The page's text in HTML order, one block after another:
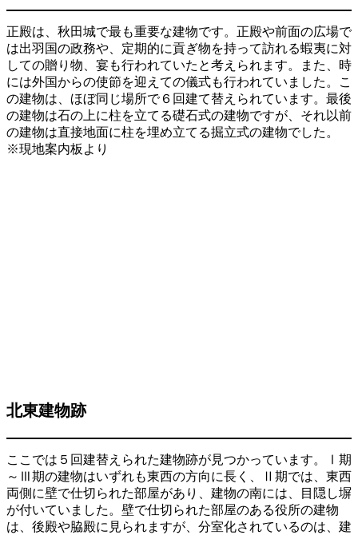
正殿は、秋田城で最も重要な建物です。正殿や前面の広場で
は出羽国の政務や、定期的に貢ぎ物を持って訪れる蝦夷に対
しての贈り物、宴も行われていたと考えられます。また、時
には外国からの使節を迎えての儀式も行われていました。こ
の建物は、ほぼ同じ場所で６回建て替えられています。最後
の建物は石の上に柱を立てる礎石式の建物ですが、それ以前
の建物は直接地面に柱を埋め立てる掘立式の建物でした。
※現地案内板より
北東建物跡
ここでは５回建替えられた建物跡が見つかっています。Ⅰ期
～Ⅲ期の建物はいずれも東西の方向に長く、Ⅱ期では、東西
両側に壁で仕切られた部屋があり、建物の南には、目隠し塀
が付いていました。壁で仕切られた部屋のある役所の建物
は、後殿や脇殿に見られますが、分室化されているのは、建